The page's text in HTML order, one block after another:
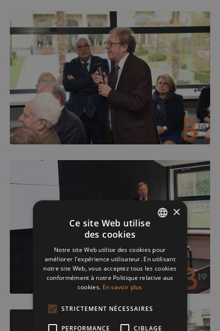
FRENCH
DUTCH
×
Ce site Web utilise
des cookies
Notre site Web utilise des cookies pour
améliorer l'expérience utilisateur. En utilisant
notre site Web, vous acceptez tous les cookies
conformément à notre Politique relative aux
cookies. En savoir plus
STRICTEMENT NÉCESSAIRES
PERFORMANCE CIBLAGE